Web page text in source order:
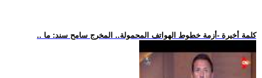
.. كلمة أخيرة -أزمة خطوط الهواتف المحمولة.. المخرج سامح سند: ما